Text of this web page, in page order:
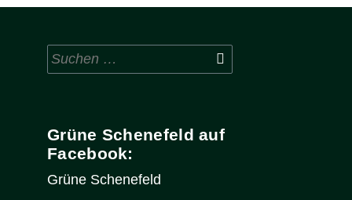
Suchen
nach:
Grüne Schenefeld auf
Facebook:
Grüne Schenefeld